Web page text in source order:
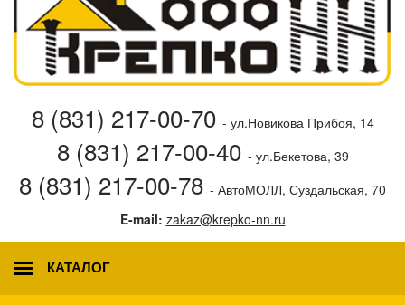
8 (831) 217-00-70 - ул.Новикова Прибоя, 14
8 (831) 217-00-40 - ул.Бекетова, 39
8 (831) 217-00-78 - АвтоМОЛЛ, Суздальская, 70
E-mail: zakaz@krepko-nn.ru
КАТАЛОГ